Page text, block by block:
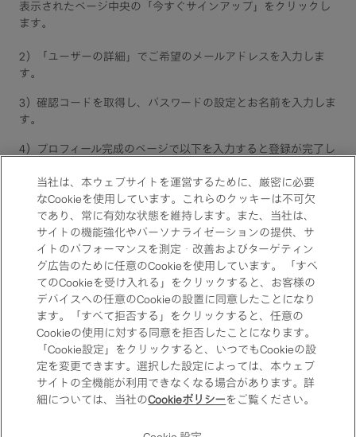
表示されたページ中央の「今すぐサインアップ」をクリックし
ます。
2）「ユーザーの詳細」でご希望のメールアドレスを入力しま
す。​
3）確認コードを取得し、パスワードの設定とお名前を入力しま
す​。
4）プロフィール完成のページで以下を入力すると登録が完了し
・必要な情報を入力​
・規約に同意
当社は、本ウェブサイトを運営するために、厳密に必要
なCookieを使用しています。これらのクッキーは不可欠
であり、常に有効な状態を維持します。また、当社は、
サイトの機能強化やパーソナライゼーションの提供、サ
イトのパフォーマンスを測定・改善およびターゲティン
グ広告のために任意のCookieを使用しています。 「すべ
てのCookieを受け入れる」をクリックすると、お客様の
デバイスへの任意のCookieの設置に同意したことになり
ます。「すべて拒否する」をクリックすると、任意の
Cookieの使用に対する同意を拒否したことになります。
「Cookie設定」をクリックすると、いつでもCookieの設
定を変更できます。選択した設定によっては、本ウェブ
サイトの全機能が利用できなくなる場合があります。詳
細については、当社のCookieポリシーをご覧ください。